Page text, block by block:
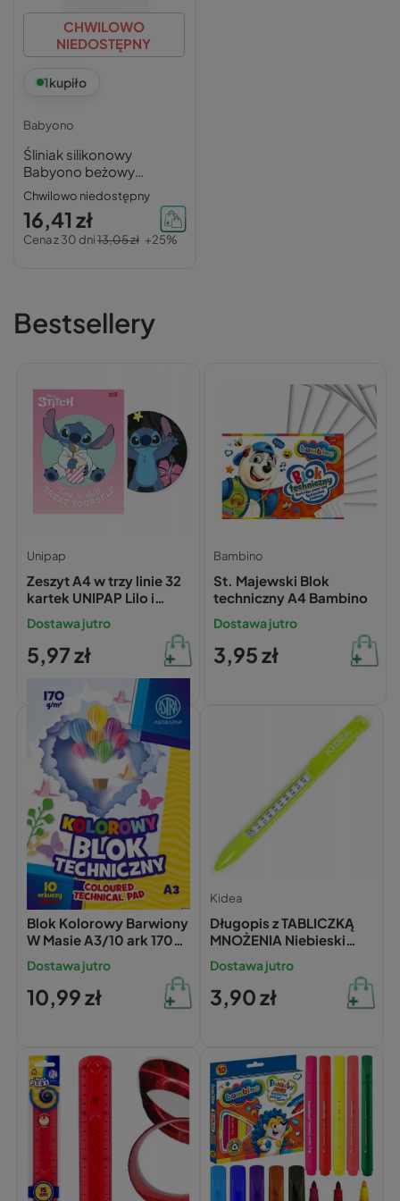
CHWILOWO
NIEDOSTĘPNY
1kupiło
Babyono
Śliniak silikonowy
Babyono beżowy
30×28 cm
Chwilowo niedostępny
Cena z 30 dni13,05 zł +25%
16,41 zł
Bestsellery
Unipap
Zeszyt A4 w trzy linie 32
kartek UNIPAP Lilo i
Stich
Dostawa jutro
5,97 zł
Bambino
St. Majewski Blok
techniczny A4 Bambino
Dostawa jutro
3,95 zł
Astra
Blok Kolorowy Barwiony
W Masie A3/10 ark 170g
Astra
Dostawa jutro
10,99 zł
Kidea
Długopis z TABLICZKĄ
MNOŻENIA Niebieski
Automatyczny ŚCIĄGA
Kidea
Dostawa jutro
3,90 zł